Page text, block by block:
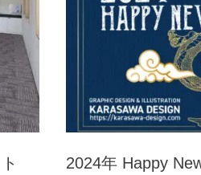
2024年 Happy